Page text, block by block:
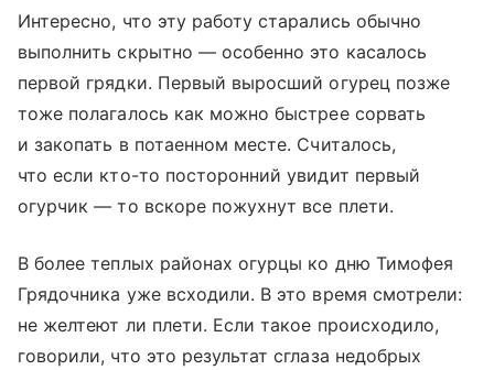
Интересно, что эту работу старались обычно
выполнить скрытно — особенно это касалось
первой грядки. Первый выросший огурец позже
тоже полагалось как можно быстрее сорвать
и закопать в потаенном месте. Считалось,
что если кто-то посторонний увидит первый
огурчик — то вскоре пожухнут все плети.
В более теплых районах огурцы ко дню Тимофея
Грядочника уже всходили. В это время смотрели:
не желтеют ли плети. Если такое происходило,
говорили, что это результат сглаза недобрых